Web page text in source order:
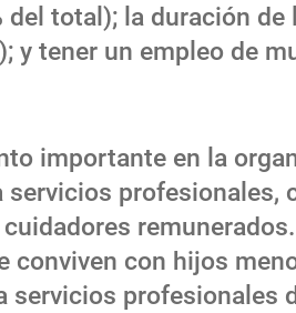
del total); la duración
y tener un empleo de
importante en la
servicios profesionales,
conviven con hijos
servicios profesionales